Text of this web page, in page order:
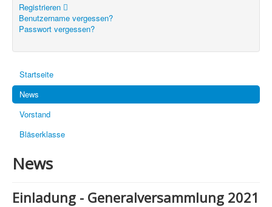
Registrieren
Benutzername vergessen?
Passwort vergessen?
Startseite
News
Vorstand
Bläserklasse
News
Einladung - Generalversammlung 2021